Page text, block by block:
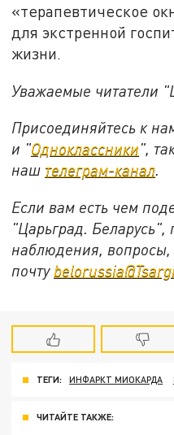
«терапевтическое
для экстренной
жизни.
Уважаемые читатели
Присоединяйтесь к
и "Одноклассники",
наш телеграм-канал.
Если вам есть чем
"Царьград. Беларусь",
наблюдения, вопросы,
почту
ТЕГИ: ИНФАРКТ МИОКАРДА
ЧИТАЙТЕ ТАКЖЕ: